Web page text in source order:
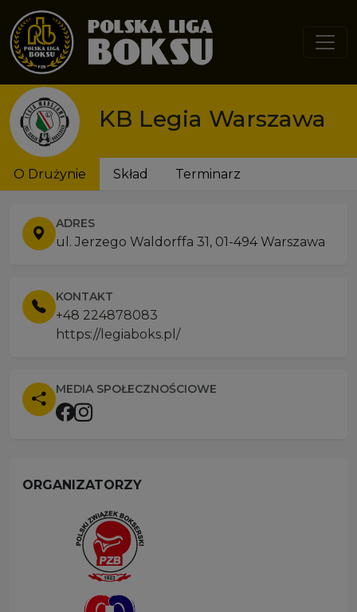
Przejdź do treści
KB Legia Warszawa
O Drużynie Skład Terminarz
ADRES
ul. Jerzego Waldorffa 31, 01-494 Warszawa
KONTAKT
+48 224878083
https://legiaboks.pl/
MEDIA SPOŁECZNOŚCIOWE
ORGANIZATORZY